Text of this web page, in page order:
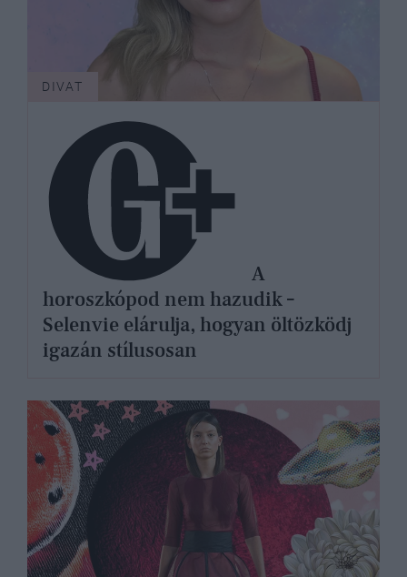
DIVAT
horoszkópod nem hazudik –
Selenvie elárulja, hogyan öltözködj
igazán stílusosan